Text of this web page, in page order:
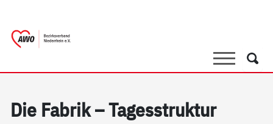
SucheSuche
Die Fa­brik – Ta­ges­struk­tur